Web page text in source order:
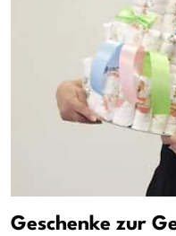
Geschenke zur